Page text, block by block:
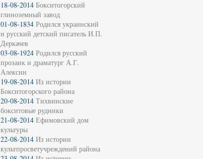
18-08-2014 Бокситогорский
глиноземный завод
01-08-1834 Родился украинский
и русский детский писатель И.П.
Деркачев
03-08-1924 Родился русский
прозаик и драматург А.Г.
Алексин
19-08-2014 Из истории
Бокситогорского района
20-08-2014 Тихвинские
бокситовые рудники
21-08-2014 Ефимовский дом
культуры
22-08-2014 Из истории
культпросветучреждений района